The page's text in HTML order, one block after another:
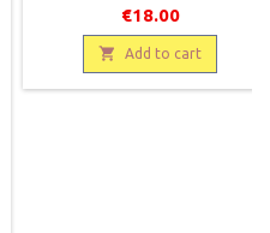
VIII + 485 pages, relié, occasion.
Très bon état, demi toilé ocre,
plats cartonnés. Bords du papier
légèrement jauni.
€18.00
 Add to cart